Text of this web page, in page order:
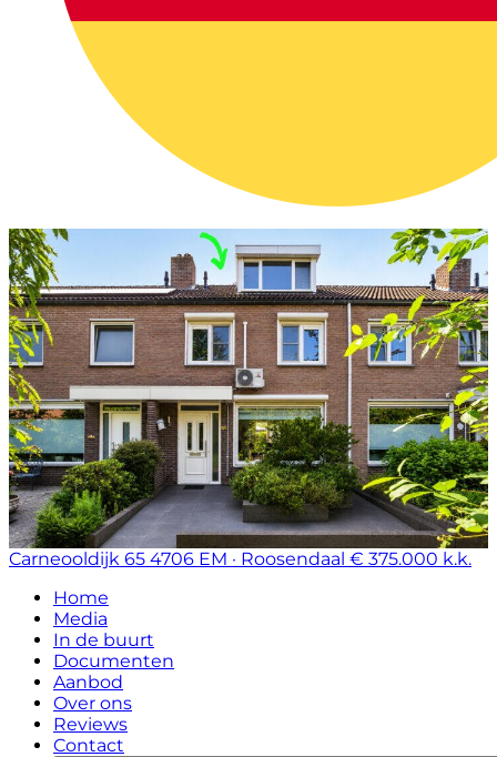
Carneooldijk 65 4706 EM · Roosendaal € 375.000 k.k.
Home
Media
In de buurt
Documenten
Aanbod
Over ons
Reviews
Contact